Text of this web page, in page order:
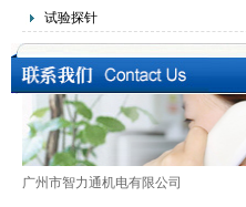
试验探针
广州市智力通机电有限公司